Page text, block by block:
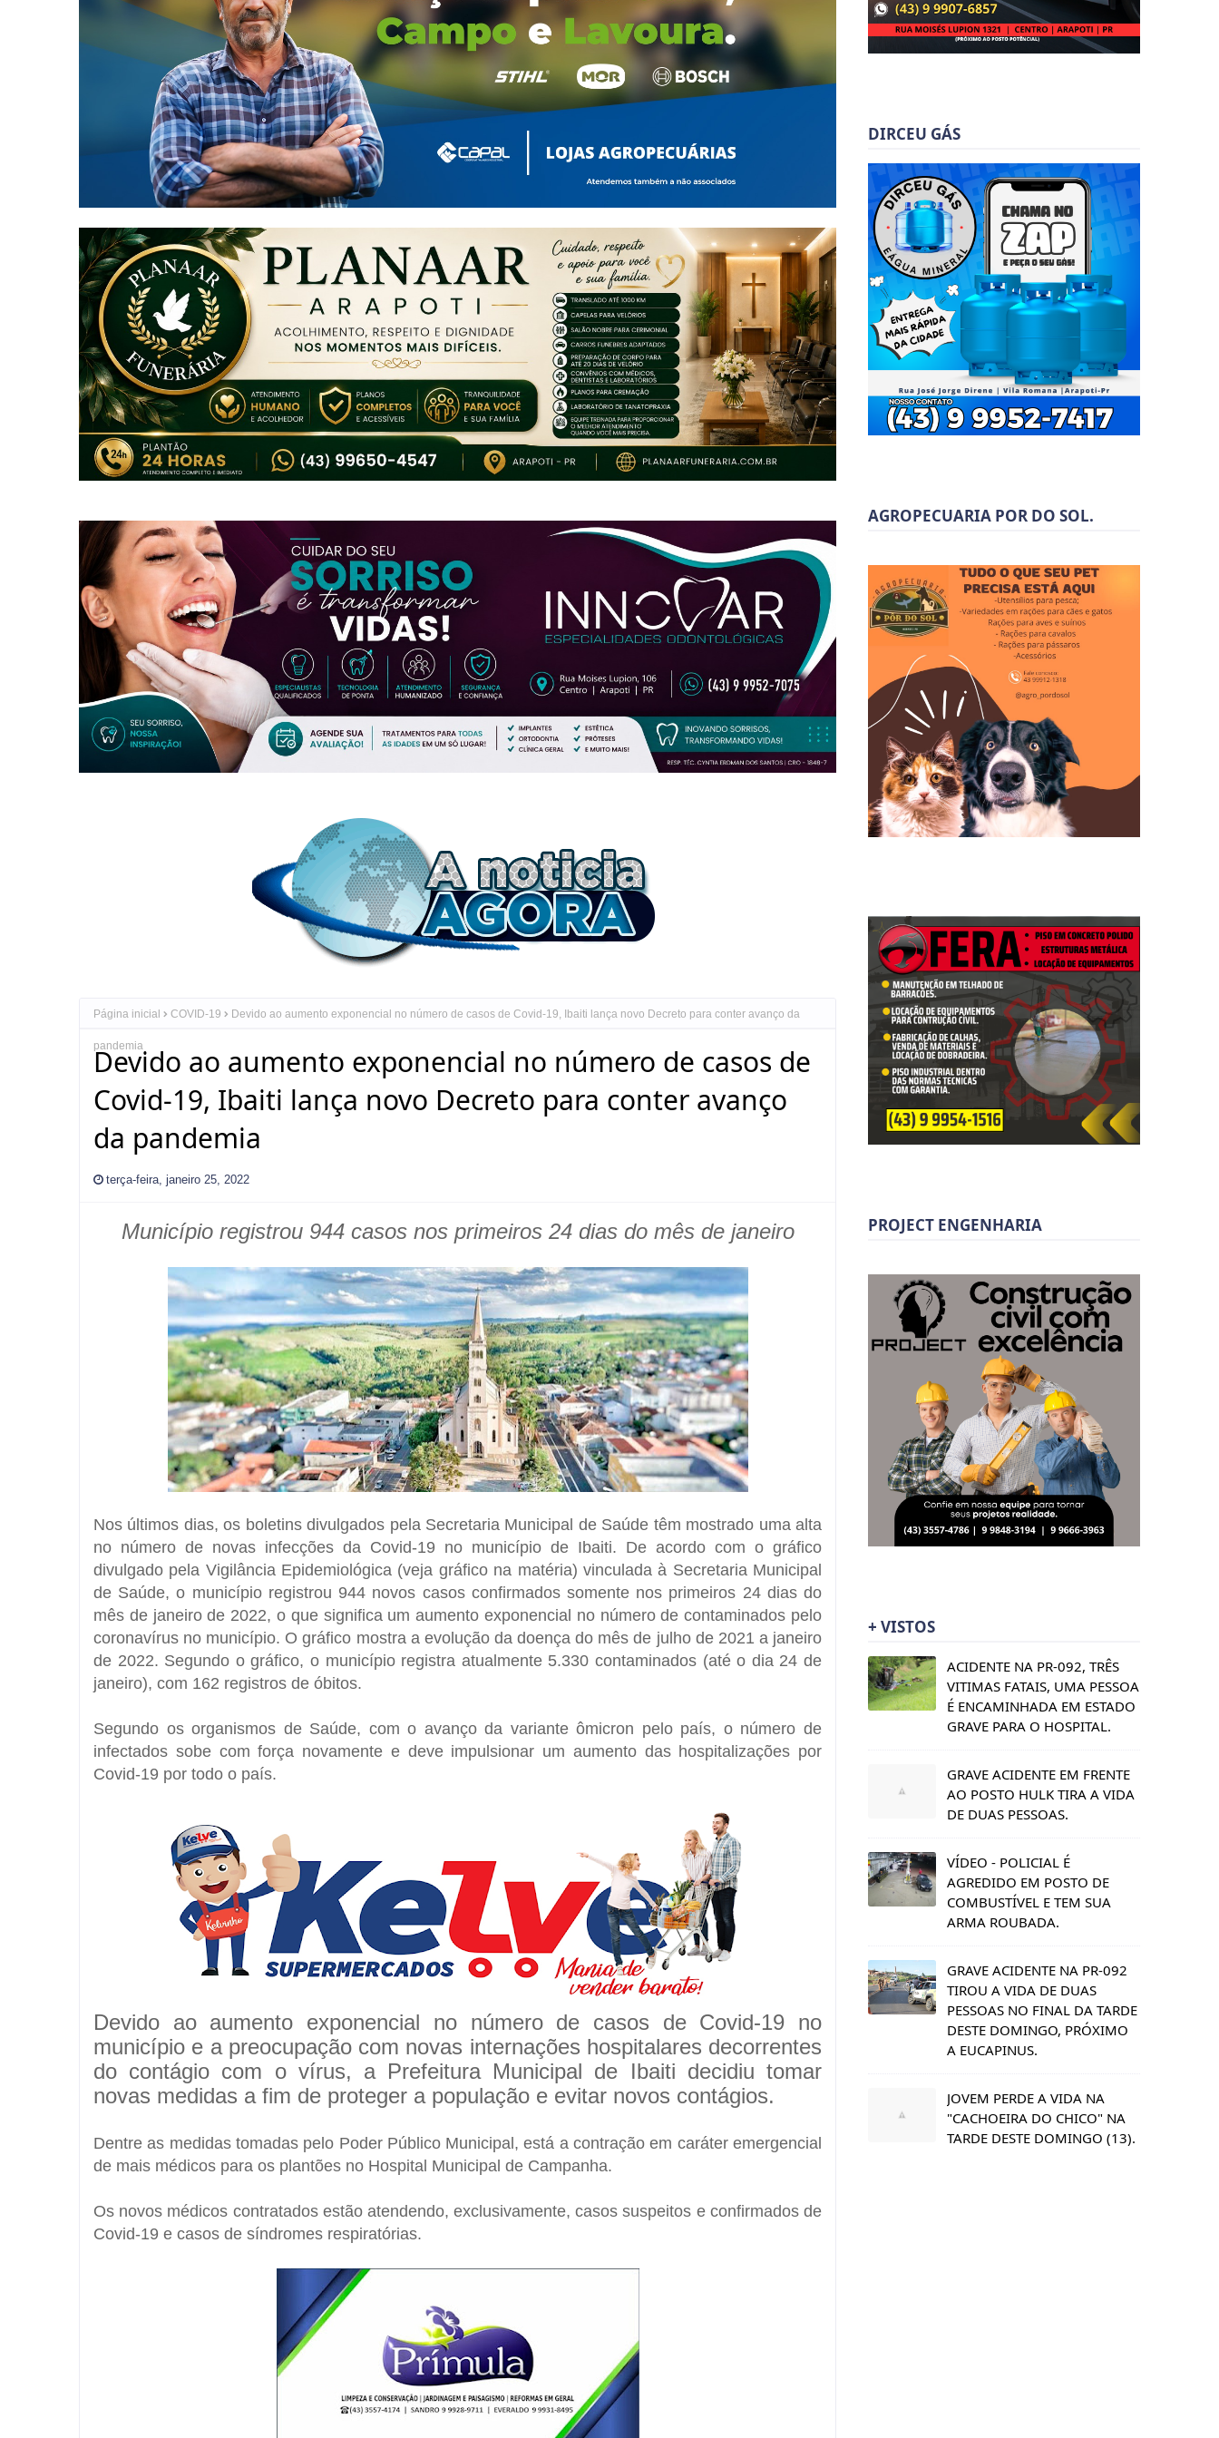
Página inicial COVID-19 Devido ao aumento exponencial no número de casos de Covid-19, Ibaiti lança novo Decreto para conter avanço da
pandemia
Devido ao aumento exponencial no número de casos de
Covid-19, Ibaiti lança novo Decreto para conter avanço
da pandemia
terça-feira, janeiro 25, 2022
Município registrou 944 casos nos primeiros 24 dias do mês de janeiro
Nos últimos dias, os boletins divulgados pela Secretaria Municipal de Saúde têm mostrado uma alta
no número de novas infecções da Covid-19 no município de Ibaiti. De acordo com o gráfico
divulgado pela Vigilância Epidemiológica (veja gráfico na matéria) vinculada à Secretaria Municipal
de Saúde, o município registrou 944 novos casos confirmados somente nos primeiros 24 dias do
mês de janeiro de 2022, o que significa um aumento exponencial no número de contaminados pelo
coronavírus no município. O gráfico mostra a evolução da doença do mês de julho de 2021 a janeiro
de 2022. Segundo o gráfico, o município registra atualmente 5.330 contaminados (até o dia 24 de
janeiro), com 162 registros de óbitos.
Segundo os organismos de Saúde, com o avanço da variante ômicron pelo país, o número de
infectados sobe com força novamente e deve impulsionar um aumento das hospitalizações por
Covid-19 por todo o país.
Devido ao aumento exponencial no número de casos de Covid-19 no
município e a preocupação com novas internações hospitalares decorrentes
do contágio com o vírus, a Prefeitura Municipal de Ibaiti decidiu tomar
novas medidas a fim de proteger a população e evitar novos contágios.
Dentre as medidas tomadas pelo Poder Público Municipal, está a contração em caráter emergencial
de mais médicos para os plantões no Hospital Municipal de Campanha.
Os novos médicos contratados estão atendendo, exclusivamente, casos suspeitos e confirmados de
Covid-19 e casos de síndromes respiratórias.
DIRCEU GÁS
AGROPECUARIA POR DO SOL.
PROJECT ENGENHARIA
+ VISTOS
ACIDENTE NA PR-092, TRÊS
VITIMAS FATAIS, UMA PESSOA
É ENCAMINHADA EM ESTADO
GRAVE PARA O HOSPITAL.
GRAVE ACIDENTE EM FRENTE
AO POSTO HULK TIRA A VIDA
DE DUAS PESSOAS.
VÍDEO - POLICIAL É
AGREDIDO EM POSTO DE
COMBUSTÍVEL E TEM SUA
ARMA ROUBADA.
GRAVE ACIDENTE NA PR-092
TIROU A VIDA DE DUAS
PESSOAS NO FINAL DA TARDE
DESTE DOMINGO, PRÓXIMO
A EUCAPINUS.
JOVEM PERDE A VIDA NA
"CACHOEIRA DO CHICO" NA
TARDE DESTE DOMINGO (13).